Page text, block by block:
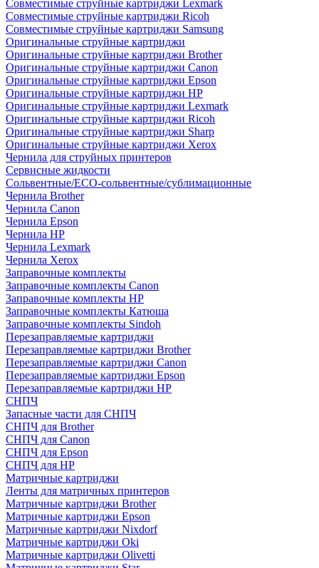
Совместимые струйные картриджи Lexmark
Совместимые струйные картриджи Ricoh
Совместимые струйные картриджи Samsung
Оригинальные струйные картриджи
Оригинальные струйные картриджи Brother
Оригинальные струйные картриджи Canon
Оригинальные струйные картриджи Epson
Оригинальные струйные картриджи HP
Оригинальные струйные картриджи Lexmark
Оригинальные струйные картриджи Ricoh
Оригинальные струйные картриджи Sharp
Оригинальные струйные картриджи Xerox
Чернила для струйных принтеров
Сервисные жидкости
Сольвентные/ECO-сольвентные/сублимационные
Чернила Brother
Чернила Canon
Чернила Epson
Чернила HP
Чернила Lexmark
Чернила Xerox
Заправочные комплекты
Заправочные комплекты Canon
Заправочные комплекты HP
Заправочные комплекты Катюша
Заправочные комплекты Sindoh
Перезаправляемые картриджи
Перезаправляемые картриджи Brother
Перезаправляемые картриджи Canon
Перезаправляемые картриджи Epson
Перезаправляемые картриджи HP
СНПЧ
Запасные части для СНПЧ
СНПЧ для Brother
СНПЧ для Canon
СНПЧ для Epson
СНПЧ для HP
Матричные картриджи
Ленты для матричных принтеров
Матричные картриджи Brother
Матричные картриджи Epson
Матричные картриджи Nixdorf
Матричные картриджи Oki
Матричные картриджи Olivetti